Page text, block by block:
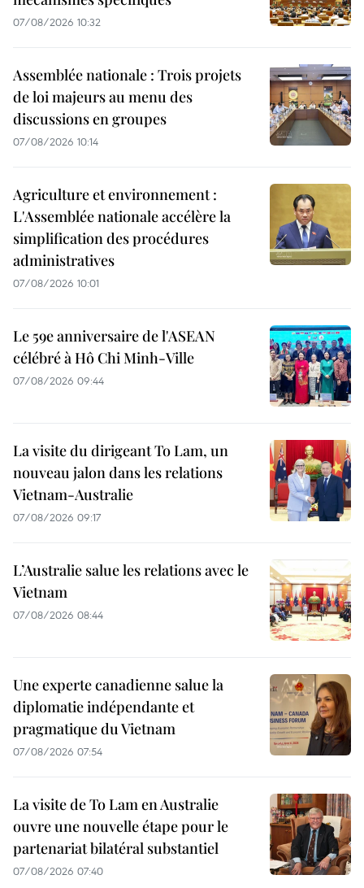
07/08/2026 10:32
Assemblée nationale : Trois projets
de loi majeurs au menu des
discussions en groupes
07/08/2026 10:14
Agriculture et environnement :
L'Assemblée nationale accélère la
simplification des procédures
administratives
07/08/2026 10:01
Le 59e anniversaire de l'ASEAN
célébré à Hô Chi Minh-Ville
07/08/2026 09:44
La visite du dirigeant To Lam, un
nouveau jalon dans les relations
Vietnam-Australie
07/08/2026 09:17
L’Australie salue les relations avec le
Vietnam
07/08/2026 08:44
Une experte canadienne salue la
diplomatie indépendante et
pragmatique du Vietnam
07/08/2026 07:54
La visite de To Lam en Australie
ouvre une nouvelle étape pour le
partenariat bilatéral substantiel
07/08/2026 07:40